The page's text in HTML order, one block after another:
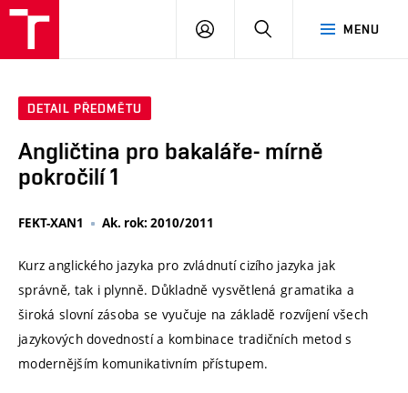
MENU
PŘIHLÁSIT
DETAIL PŘEDMĚTU
Angličtina pro bakaláře- mírně
pokročilí 1
FEKT-XAN1 Ak. rok: 2010/2011
Kurz anglického jazyka pro zvládnutí cizího jazyka jak
správně, tak i plynně. Důkladně vysvětlená gramatika a
široká slovní zásoba se vyučuje na základě rozvíjení všech
jazykových dovedností a kombinace tradičních metod s
modernějším komunikativním přístupem.